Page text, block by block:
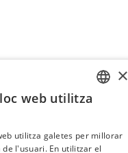
×
web utilitza
utilitza galetes per millorar
l'usuari. En utilitzar el